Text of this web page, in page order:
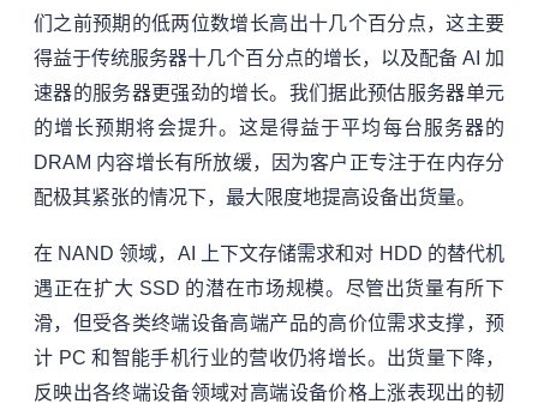
们之前预期的低两位数增长高出十几个百分点，这主要
得益于传统服务器十几个百分点的增长，以及配备 AI 加
速器的服务器更强劲的增长。我们据此预估服务器单元
的增长预期将会提升。这是得益于平均每台服务器的
DRAM 内容增长有所放缓，因为客户正专注于在内存分
配极其紧张的情况下，最大限度地提高设备出货量。
在 NAND 领域，AI 上下文存储需求和对 HDD 的替代机
遇正在扩大 SSD 的潜在市场规模。尽管出货量有所下
滑，但受各类终端设备高端产品的高价位需求支撑，预
计 PC 和智能手机行业的营收仍将增长。出货量下降，
反映出各终端设备领域对高端设备价格上涨表现出的韧